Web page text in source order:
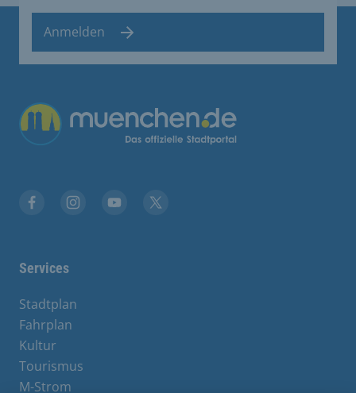
Anmelden
Übergreifende Links
Services
Stadtplan
Fahrplan
Kultur
Tourismus
M-Strom